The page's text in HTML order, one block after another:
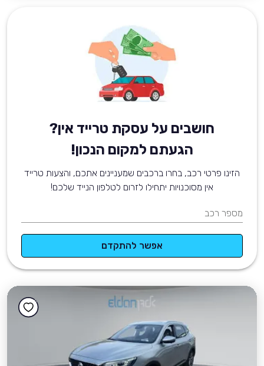
חושבים על עסקת טרייד אין?
הגעתם למקום הנכון!
הזינו פרטי רכב, בחרו ברכבים שמעניינים אתכם, והצעות טרייד
אין מסוכנויות יתחילו לזרום לטלפון הנייד שלכם!
מספר רכב
אפשר להתקדם